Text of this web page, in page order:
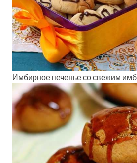
Имбирное печенье со свежим